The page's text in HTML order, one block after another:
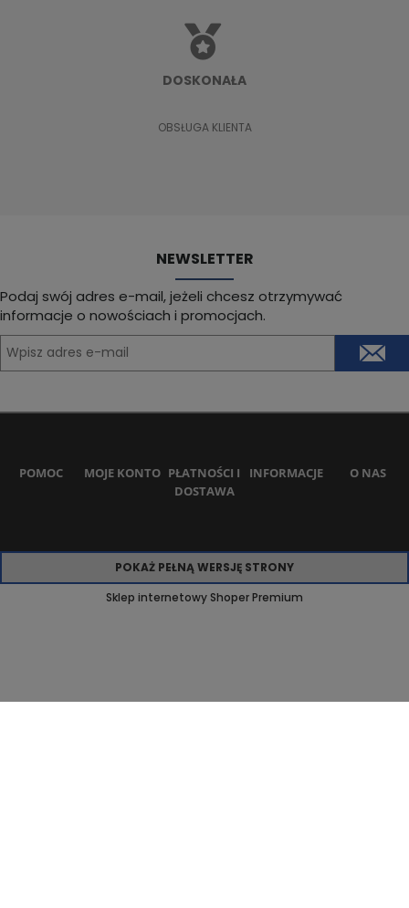
DOSKONAŁA
OBSŁUGA KLIENTA
NEWSLETTER
Podaj swój adres e-mail, jeżeli chcesz otrzymywać
informacje o nowościach i promocjach.
POMOC MOJE KONTO PŁATNOŚCI I
DOSTAWA
INFORMACJE O NAS
POKAŻ PEŁNĄ WERSJĘ STRONY
Sklep internetowy Shoper Premium